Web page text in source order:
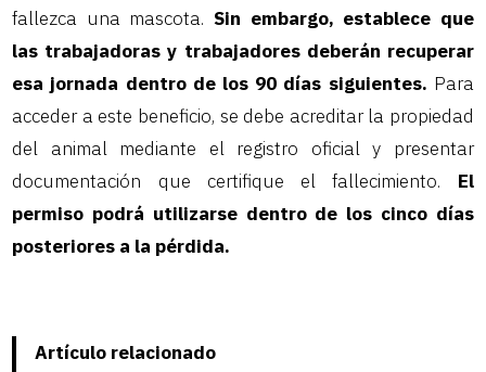
fallezca una mascota. Sin embargo, establece que
las trabajadoras y trabajadores deberán recuperar
esa jornada dentro de los 90 días siguientes. Para
acceder a este beneficio, se debe acreditar la propiedad
del animal mediante el registro oficial y presentar
documentación que certifique el fallecimiento. El
permiso podrá utilizarse dentro de los cinco días
posteriores a la pérdida.
Artículo relacionado